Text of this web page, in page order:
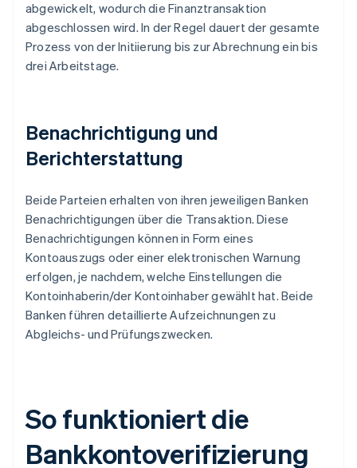
abgewickelt, wodurch die Finanztransaktion
abgeschlossen wird. In der Regel dauert der gesamte
Prozess von der Initiierung bis zur Abrechnung ein bis
drei Arbeitstage.
Benachrichtigung und
Berichterstattung
Beide Parteien erhalten von ihren jeweiligen Banken
Benachrichtigungen über die Transaktion. Diese
Benachrichtigungen können in Form eines
Kontoauszugs oder einer elektronischen Warnung
erfolgen, je nachdem, welche Einstellungen die
Kontoinhaberin/der Kontoinhaber gewählt hat. Beide
Banken führen detaillierte Aufzeichnungen zu
Abgleichs- und Prüfungszwecken.
So funktioniert die
Bankkontoverifizierung